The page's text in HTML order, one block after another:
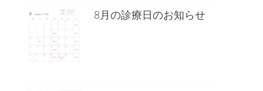
8月の診療日のお知らせ